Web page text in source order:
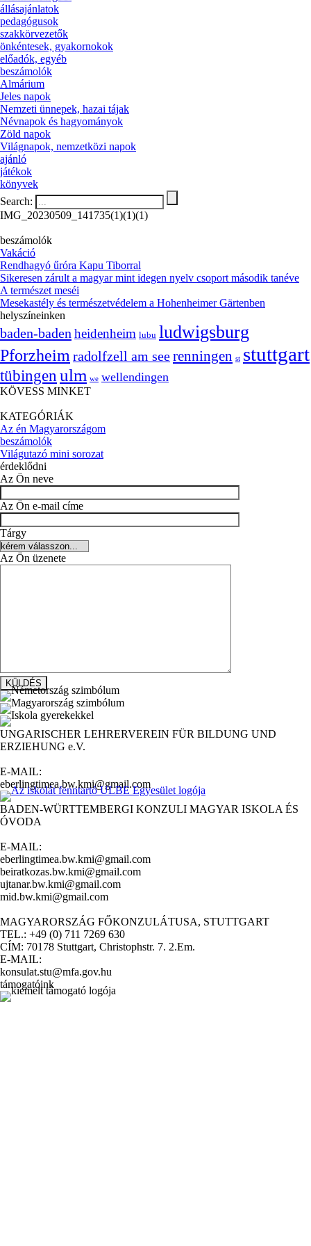
állásajánlatok
pedagógusok
szakkörvezetők
önkéntesek, gyakornokok
előadók, egyéb
beszámolók
Almárium
Jeles napok
Nemzeti ünnepek, hazai tájak
Névnapok és hagyományok
Zöld napok
Világnapok, nemzetközi napok
ajánló
játékok
könyvek
Search:
IMG_20230509_141735(1)(1)(1)
beszámolók
Vakáció
Rendhagyó űróra Kapu Tiborral
Sikeresen zárult a magyar mint idegen nyelv csoport második tanéve
A természet meséi
Mesekastély és természetvédelem a Hohenheimer Gärtenben
helyszíneinken
baden-baden heidenheim lubu ludwigsburg
Pforzheim radolfzell am seerenningen st stuttgart
tübingen ulm we wellendingen
KÖVESS MINKET
KATEGÓRIÁK
Az én Magyarországom
beszámolók
Világutazó mini sorozat
érdeklődni
Az Ön neve
Az Ön e-mail címe
Tárgy
Az Ön üzenete
UNGARISCHER LEHRERVEREIN FÜR BILDUNG UND
ERZIEHUNG e.V.
E-MAIL:
eberlingtimea.bw.kmi@gmail.com
BADEN-WÜRTTEMBERGI KONZULI MAGYAR ISKOLA ÉS
ÓVODA
E-MAIL:
eberlingtimea.bw.kmi@gmail.com
beiratkozas.bw.kmi@gmail.com
ujtanar.bw.kmi@gmail.com
mid.bw.kmi@gmail.com
MAGYARORSZÁG FŐKONZULÁTUSA, STUTTGART
TEL.: +49 (0) 711 7269 630
CÍM: 70178 Stuttgart, Christophstr. 7. 2.Em.
E-MAIL:
konsulat.stu@mfa.gov.hu
támogatóink